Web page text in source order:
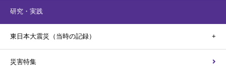
研究・実践
東日本大震災（当時の記録）
災害特集